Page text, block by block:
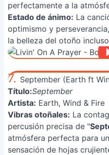
perfectamente a la
Estado de ánimo: La
optimismo y
la belleza del otoño
7. September (Earth ft
Título:September
Artista: Earth, Wind & Fire
Vibras otoñales: La
percusión precisa de "
atmósfera perfecta para
sensación de hojas